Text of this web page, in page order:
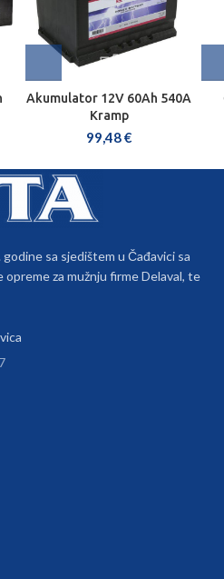
Akumulator 12V 60Ah 540A
Kramp
99,48€
sa sjedištem u Čađavici sa
za mužnju firme Delaval, te